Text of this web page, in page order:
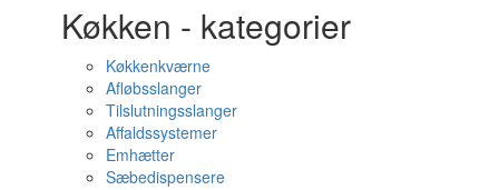
Køkken - kategorier
Køkkenkværne
Afløbsslanger
Tilslutningsslanger
Affaldssystemer
Emhætter
Sæbedispensere